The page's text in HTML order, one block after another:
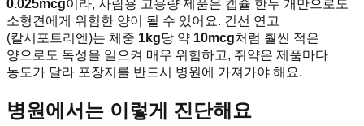
0.025mcg이라, 사람용 고용량 제품은 캡슐 한두 개만으로도
소형견에게 위험한 양이 될 수 있어요. 건선 연고
(칼시포트리엔)는 체중 1kg당 약 10mcg처럼 훨씬 적은
양으로도 독성을 일으켜 매우 위험하고, 쥐약은 제품마다
농도가 달라 포장지를 반드시 병원에 가져가야 해요.
병원에서는 이렇게 진단해요